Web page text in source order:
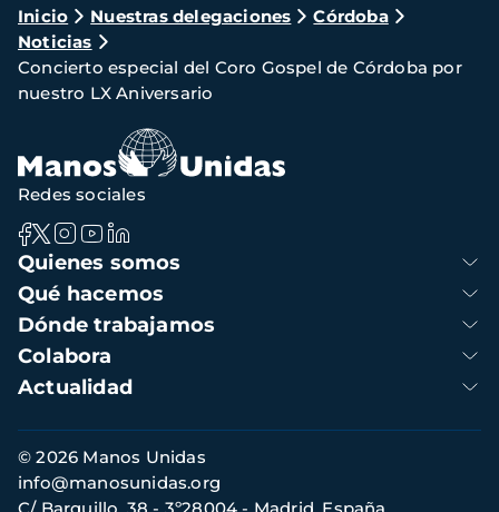
Ruta
de
navegación
Inicio Nuestras delegaciones
Córdoba
Noticias
Concierto especial del Coro Gospel de Córdoba por
nuestro LX Aniversario
Navegación
principal
Quienes somos
Qué hacemos
Dónde trabajamos
Colabora
Actualidad
Redes sociales
Información
de
contacto
© 2026 Manos Unidas
info@manosunidas.org